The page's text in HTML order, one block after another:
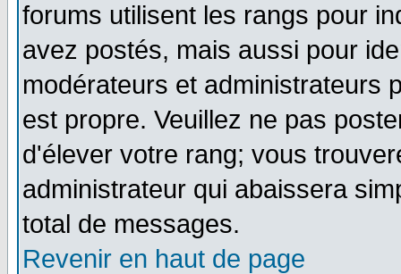
forums utilisent les rangs pour
avez postés, mais aussi pour
modérateurs et administrateurs
est propre. Veuillez ne pas
d'élever votre rang; vous
administrateur qui abaissera
total de messages.
Revenir en haut de page